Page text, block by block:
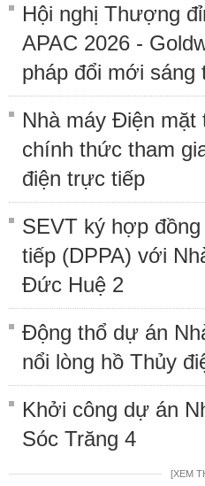
Hội nghị Thượng
APAC 2026 -
pháp đổi mới sáng
Nhà máy Điện
chính thức tham
điện trực tiếp
SEVT ký hợp
tiếp (DPPA) với
Đức Huệ 2
Động thổ dự án
nổi lòng hồ Thủy
Khởi công dự án
Sóc Trăng 4
[XEM